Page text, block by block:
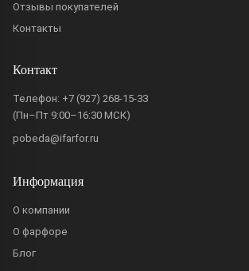
Отзывы покупателей
Контакты
Контакт
Телефон: +7 (927) 268-15-33
(Пн–Пт 9:00–16:30 МСК)
pobeda@ifarfor.ru
Информация
О компании
О фарфоре
Блог